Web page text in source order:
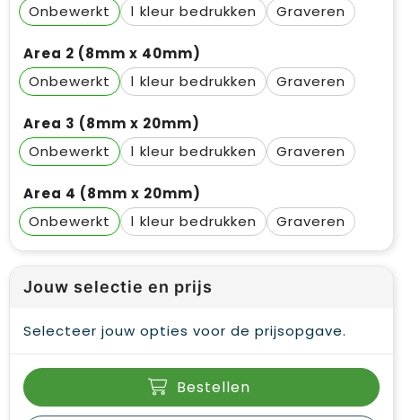
Onbewerkt
1 Graveren
Area 2 (8mm x 40mm)
Onbewerkt
1 Graveren
Area 3 (8mm x 20mm)
Onbewerkt
1 Graveren
Area 4 (8mm x 20mm)
Onbewerkt
1 Graveren
Jouw selectie en prijs
Selecteer jouw opties voor de prijsopgave.
Bestellen